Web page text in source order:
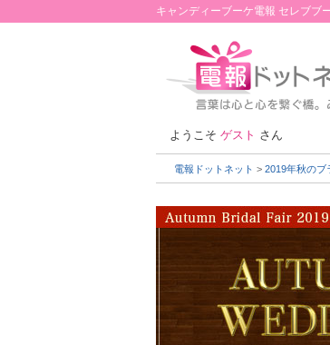
キャンディーブーケ電報 セレブブ
ようこそ ゲスト さん
電報ドットネット > 2019年秋のブ